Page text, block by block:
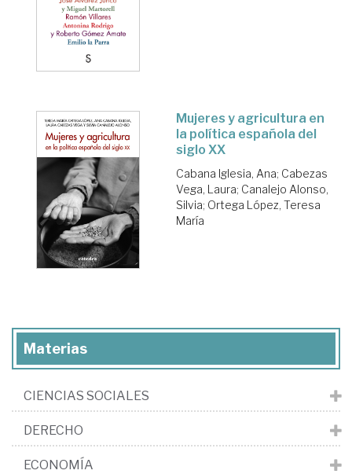
Mujeres y agricultura en
la política española del
siglo XX
Cabana Iglesia, Ana; Cabezas
Vega, Laura; Canalejo Alonso,
Silvia; Ortega López, Teresa
María
Materias
CIENCIAS SOCIALES
DERECHO
ECONOMÍA